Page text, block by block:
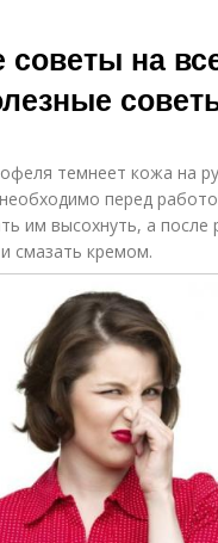
на
темнеет кожа на
перед
им высохнуть, а после
смазать кремом.